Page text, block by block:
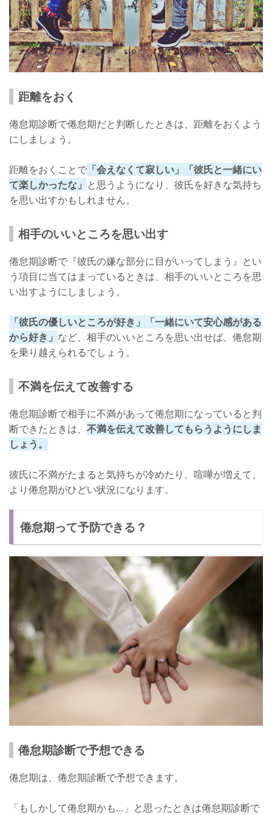
距離をおく
倦怠期診断で倦怠期だと判断したときは、距離をおくよう
にしましょう。
距離をおくことで 「会えなくて寂しい」「彼氏と一緒にい
て楽しかったな」 と思うようになり、彼氏を好きな気持ち
を思い出すかもしれません。
相手のいいところを思い出す
倦怠期診断で『彼氏の嫌な部分に目がいってしまう』とい
う項目に当てはまっているときは、相手のいいところを思
い出すようにしましょう。
「彼氏の優しいところが好き」「一緒にいて安心感がある
から好き」 など、相手のいいところを思い出せば、倦怠期
を乗り越えられるでしょう。
不満を伝えて改善する
倦怠期診断で相手に不満があって倦怠期になっていると判
断できたときは、 不満を伝えて改善してもらうようにしま
しょう。
彼氏に不満がたまると気持ちが冷めたり、喧嘩が増えて、
より倦怠期がひどい状況になります。
倦怠期って予防できる？
倦怠期診断で予想できる
倦怠期は、倦怠期診断で予想できます。
「もしかして倦怠期かも…」と思ったときは倦怠期診断で